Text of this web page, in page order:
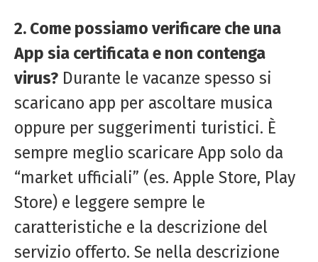
2. Come possiamo verificare che una
App sia certificata e non contenga
virus? Durante le vacanze spesso si
scaricano app per ascoltare musica
oppure per suggerimenti turistici. È
sempre meglio scaricare App solo da
“market ufficiali” (es. Apple Store, Play
Store) e leggere sempre le
caratteristiche e la descrizione del
servizio offerto. Se nella descrizione